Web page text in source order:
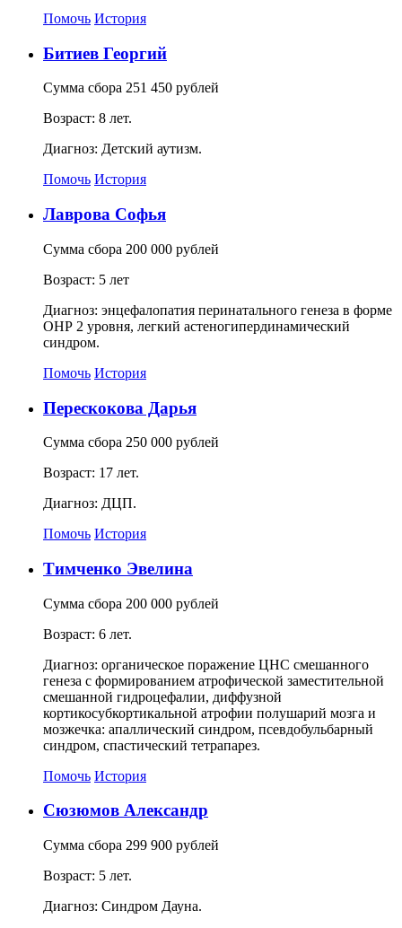
Помочь История
Битиев Георгий
Сумма сбора 251 450 рублей
Возраст: 8 лет.
Диагноз: Детский аутизм.
Помочь История
Лаврова Софья
Сумма сбора 200 000 рублей
Возраст: 5 лет
Диагноз: энцефалопатия перинатального генеза в форме
ОНР 2 уровня, легкий астеногипердинамический
синдром.
Помочь История
Перескокова Дарья
Сумма сбора 250 000 рублей
Возраст: 17 лет.
Диагноз: ДЦП.
Помочь История
Тимченко Эвелина
Сумма сбора 200 000 рублей
Возраст: 6 лет.
Диагноз: органическое поражение ЦНС смешанного
генеза с формированием атрофической заместительной
смешанной гидроцефалии, диффузной
кортикосубкортикальной атрофии полушарий мозга и
мозжечка: апаллический синдром, псевдобульбарный
синдром, спастический тетрапарез.
Помочь История
Сюзюмов Александр
Сумма сбора 299 900 рублей
Возраст: 5 лет.
Диагноз: Синдром Дауна.